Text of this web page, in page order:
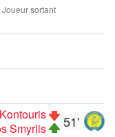
Joueur sortant
51'
Smyrlis